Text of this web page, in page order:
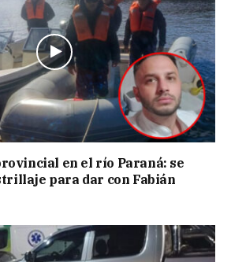
en el río Paraná: se
para dar con Fabián